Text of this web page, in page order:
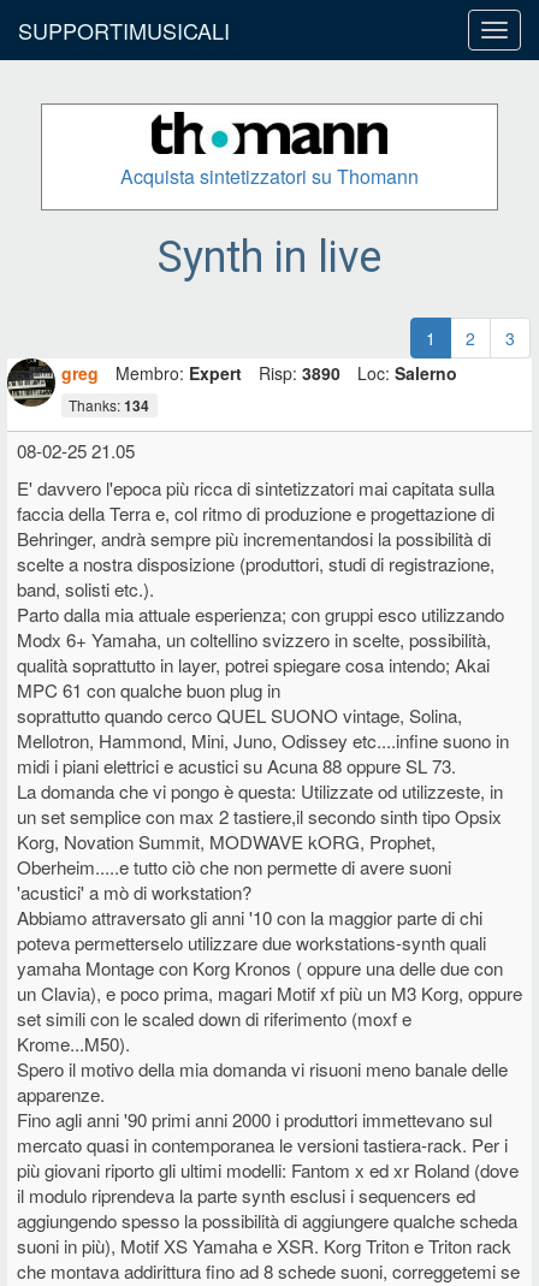
SUPPORTIMUSICALI
Acquista sintetizzatori su Thomann
Synth in live
1 2
3
greg
Membro: Expert Risp: 3890 Loc: Salerno
Thanks:134
08-02-25 21.05
E' davvero l'epoca più ricca di sintetizzatori mai capitata sulla
faccia della Terra e, col ritmo di produzione e progettazione di
Behringer, andrà sempre più incrementandosi la possibilità di
scelte a nostra disposizione (produttori, studi di registrazione,
band, solisti etc.).
Parto dalla mia attuale esperienza; con gruppi esco utilizzando
Modx 6+ Yamaha, un coltellino svizzero in scelte, possibilità,
qualità soprattutto in layer, potrei spiegare cosa intendo; Akai
MPC 61 con qualche buon plug in
soprattutto quando cerco QUEL SUONO vintage, Solina,
Mellotron, Hammond, Mini, Juno, Odissey etc....infine suono in
midi i piani elettrici e acustici su Acuna 88 oppure SL 73.
La domanda che vi pongo è questa: Utilizzate od utilizzeste, in
un set semplice con max 2 tastiere,il secondo sinth tipo Opsix
Korg, Novation Summit, MODWAVE kORG, Prophet,
Oberheim.....e tutto ciò che non permette di avere suoni
'acustici' a mò di workstation?
Abbiamo attraversato gli anni '10 con la maggior parte di chi
poteva permetterselo utilizzare due workstations-synth quali
yamaha Montage con Korg Kronos ( oppure una delle due con
un Clavia), e poco prima, magari Motif xf più un M3 Korg, oppure
set simili con le scaled down di riferimento (moxf e
Krome...M50).
Spero il motivo della mia domanda vi risuoni meno banale delle
apparenze.
Fino agli anni '90 primi anni 2000 i produttori immettevano sul
mercato quasi in contemporanea le versioni tastiera-rack. Per i
più giovani riporto gli ultimi modelli: Fantom x ed xr Roland (dove
il modulo riprendeva la parte synth esclusi i sequencers ed
aggiungendo spesso la possibilità di aggiungere qualche scheda
suoni in più), Motif XS Yamaha e XSR. Korg Triton e Triton rack
che montava addirittura fino ad 8 schede suoni, correggetemi se